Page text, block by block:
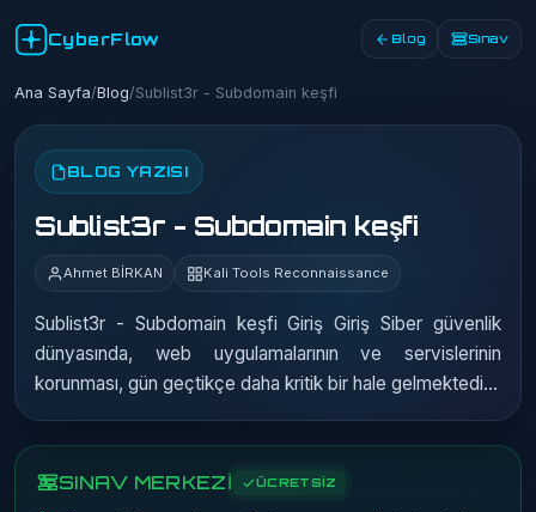
CyberFlow Blog Sınav
Ana Sayfa/Blog/Sublist3r - Subdomain keşfi
BLOG YAZISI
Sublist3r - Subdomain keşfi
Ahmet BİRKAN Kali Tools Reconnaissance
Sublist3r - Subdomain keşfi Giriş Giriş Siber güvenlik
dünyasında, web uygulamalarının ve servislerinin
korunması, gün geçtikçe daha kritik bir hale gelmektedi…
SINAV MERKEZİ ÜCRETSİZ